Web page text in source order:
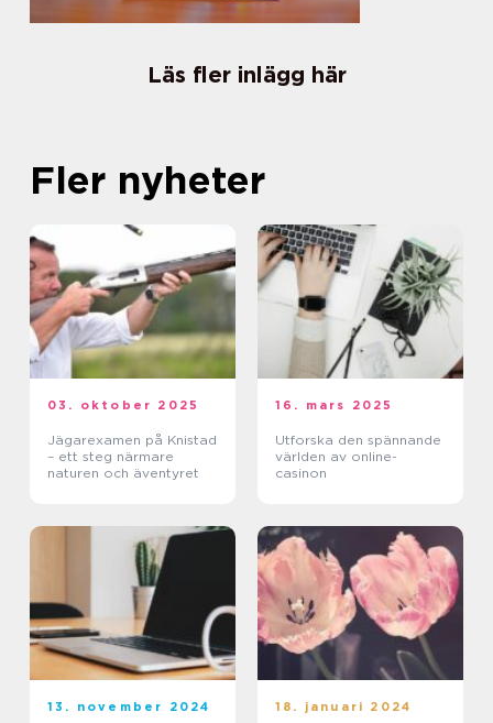
Läs fler inlägg här
Fler nyheter
03. oktober 2025
Jägarexamen på Knistad
– ett steg närmare
naturen och äventyret
16. mars 2025
Utforska den spännande
världen av online-
casinon
13. november 2024 18. januari 2024